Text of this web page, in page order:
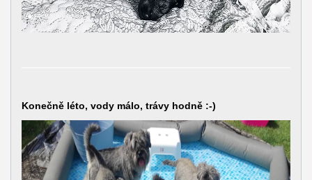
Konečně léto, vody málo, trávy hodně :-)